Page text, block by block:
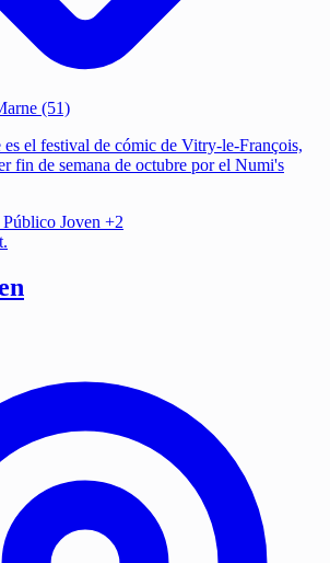
(51)
el festival de cómic de Vitry-le-François,
fin de semana de octubre por el Numi's
Público Joven +2